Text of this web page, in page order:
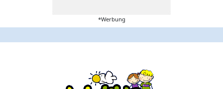
*Werbung